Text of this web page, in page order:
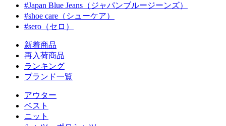
#Japan Blue Jeans（ジャパンブルージーンズ）
#shoe care（シューケア）
#sero（セロ）
新着商品
再入荷商品
ランキング
ブランド一覧
アウター
ベスト
ニット